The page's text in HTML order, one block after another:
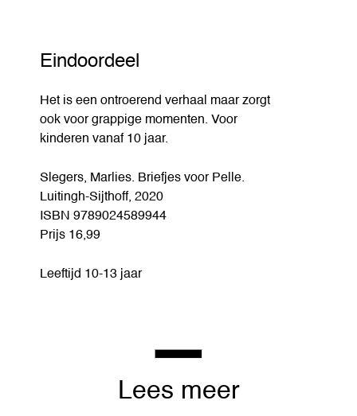
Eindoordeel
Het is een ontroerend verhaal maar zorgt
ook voor grappige momenten. Voor
kinderen vanaf 10 jaar.
Slegers, Marlies. Briefjes voor Pelle.
Luitingh-Sijthoff, 2020
ISBN 9789024589944
Prijs 16,99
Leeftijd 10-13 jaar
Lees meer